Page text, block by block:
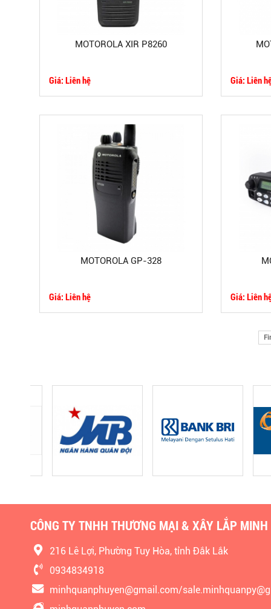
MOTOROLA XIR P8260
Giá: Liên hệ Giá: Liên
MOTOROLA GP-328
Giá: Liên hệ Giá: Liên
CÔNG TY TNHH THƯƠNG MẠI & XÂY LẮP
216 Lê Lợi, Phường Tuy Hòa, tỉnh Đắk Lắk
0934834918
minhquanphuyen@gmail.com/